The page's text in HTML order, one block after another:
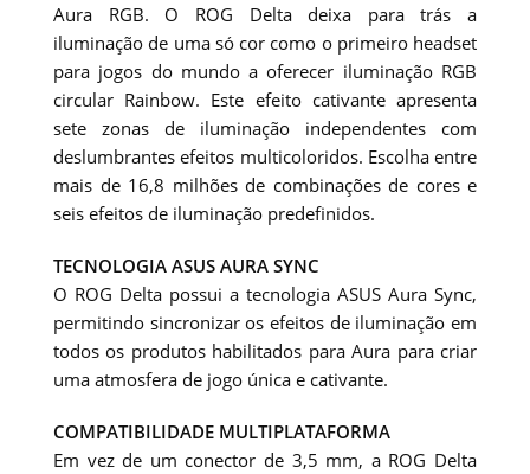
Aura RGB. O ROG Delta deixa para trás a
iluminação de uma só cor como o primeiro headset
para jogos do mundo a oferecer iluminação RGB
circular Rainbow. Este efeito cativante apresenta
sete zonas de iluminação independentes com
deslumbrantes efeitos multicoloridos. Escolha entre
mais de 16,8 milhões de combinações de cores e
seis efeitos de iluminação predefinidos.
TECNOLOGIA ASUS AURA SYNC
O ROG Delta possui a tecnologia ASUS Aura Sync,
permitindo sincronizar os efeitos de iluminação em
todos os produtos habilitados para Aura para criar
uma atmosfera de jogo única e cativante.
COMPATIBILIDADE MULTIPLATAFORMA
Em vez de um conector de 3,5 mm, a ROG Delta